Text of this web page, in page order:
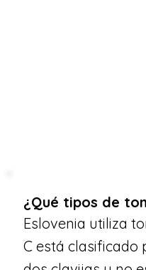
¿Qué tipos de
Eslovenia utiliza
C está clasificado